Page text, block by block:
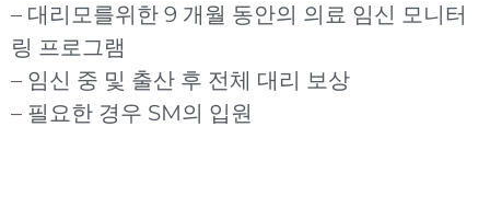
– 대리모를위한 9 개월 동안의 의료 임신 모니터
링 프로그램
– 임신 중 및 출산 후 전체 대리 보상
– 필요한 경우 SM의 입원